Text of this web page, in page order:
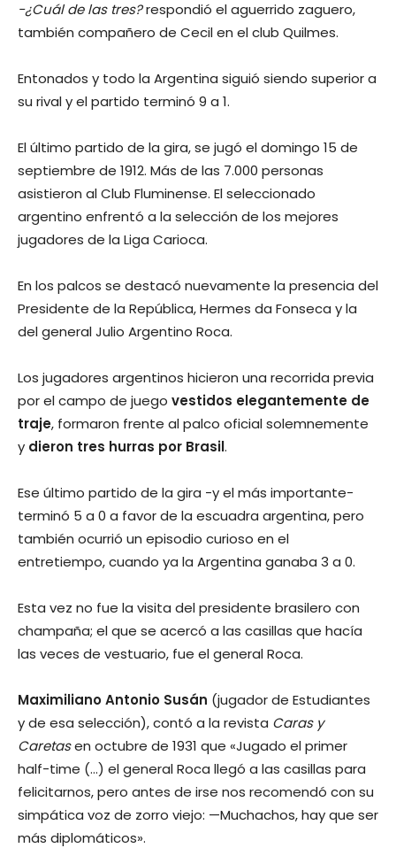
-¿Cuál de las tres?respondió el aguerrido zaguero,
también compañero de Cecil en el club Quilmes.
Entonados y todo la Argentina siguió siendo superior a
su rival y el partido terminó 9 a 1.
El último partido de la gira, se jugó el domingo 15 de
septiembre de 1912. Más de las 7.000 personas
asistieron al Club Fluminense. El seleccionado
argentino enfrentó a la selección de los mejores
jugadores de la Liga Carioca.
En los palcos se destacó nuevamente la presencia del
Presidente de la República, Hermes da Fonseca y la
del general Julio Argentino Roca.
Los jugadores argentinos hicieron una recorrida previa
por el campo de juego vestidos elegantemente de
traje, formaron frente al palco oficial solemnemente
y dieron tres hurras por Brasil.
Ese último partido de la gira -y el más importante-
terminó 5 a 0 a favor de la escuadra argentina, pero
también ocurrió un episodio curioso en el
entretiempo, cuando ya la Argentina ganaba 3 a 0.
Esta vez no fue la visita del presidente brasilero con
champaña; el que se acercó a las casillas que hacía
las veces de vestuario, fue el general Roca.
Maximiliano Antonio Susán (jugador de Estudiantes
y de esa selección), contó a la revista Caras y
Caretasen octubre de 1931 que «Jugado el primer
half-time (…) el general Roca llegó a las casillas para
felicitarnos, pero antes de irse nos recomendó con su
simpática voz de zorro viejo: —Muchachos, hay que ser
más diplomáticos».